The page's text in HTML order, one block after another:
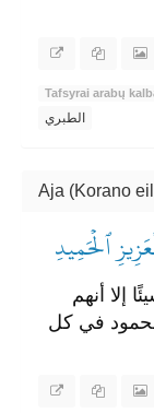
Tafsyrai arabų
الطبري
Aja (Korano
ٱلۡحَمِيدِ
إلا أنهم
في كل